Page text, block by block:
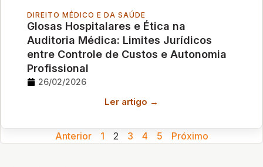
DIREITO MÉDICO E DA SAÚDE
Glosas Hospitalares e Ética na
Auditoria Médica: Limites Jurídicos
entre Controle de Custos e Autonomia
Profissional
26/02/2026
Ler artigo →
Anterior 1 2 3 4 5 Próximo